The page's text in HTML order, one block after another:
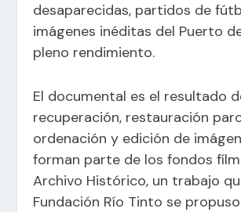
desaparecidas, partidos de
imágenes inéditas del Puerto
pleno rendimiento.
El documental es el resultado
recuperación, restauración
ordenación y edición de
forman parte de los fondos
Archivo Histórico, un trabajo
Fundación Río Tinto se